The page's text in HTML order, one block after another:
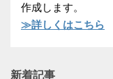
作成します。
≫詳しくはこちら
新着記事